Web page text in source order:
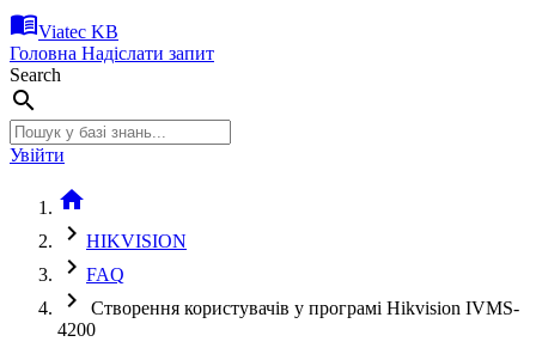
menu_bookViatec KB
Головна Надіслати запит
Search
search
Увійти
home
chevron_right HIKVISION
chevron_right FAQ
chevron_right
Створення користувачів у програмі Hikvision IVMS-
4200